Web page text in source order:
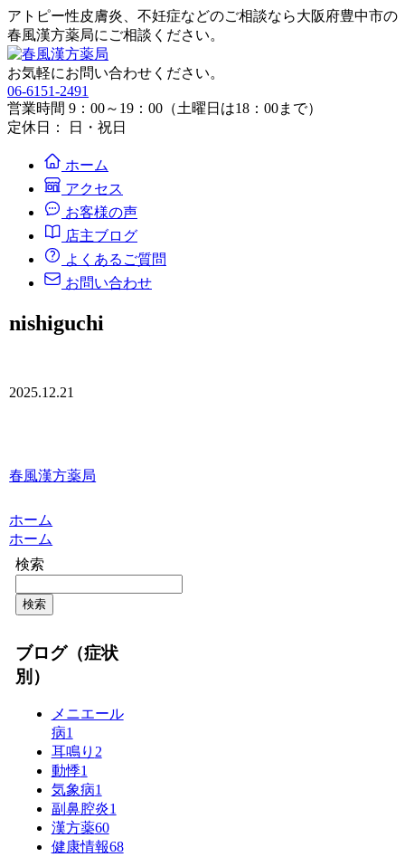
アトピー性皮膚炎、不妊症などのご相談なら大阪府豊中市の
春風漢方薬局にご相談ください。
お気軽にお問い合わせください。
06-6151-2491
営業時間 9：00～19：00（土曜日は18：00まで）
定休日： 日・祝日
ホーム
アクセス
お客様の声
店主ブログ
よくあるご質問
お問い合わせ
nishiguchi
2025.12.21
春風漢方薬局
ホーム
ホーム
検索
検索
ブログ（症状
別）
メニエール
病1
耳鳴り 2
動悸1
気象病1
副鼻腔炎1
漢方薬60
健康情報68